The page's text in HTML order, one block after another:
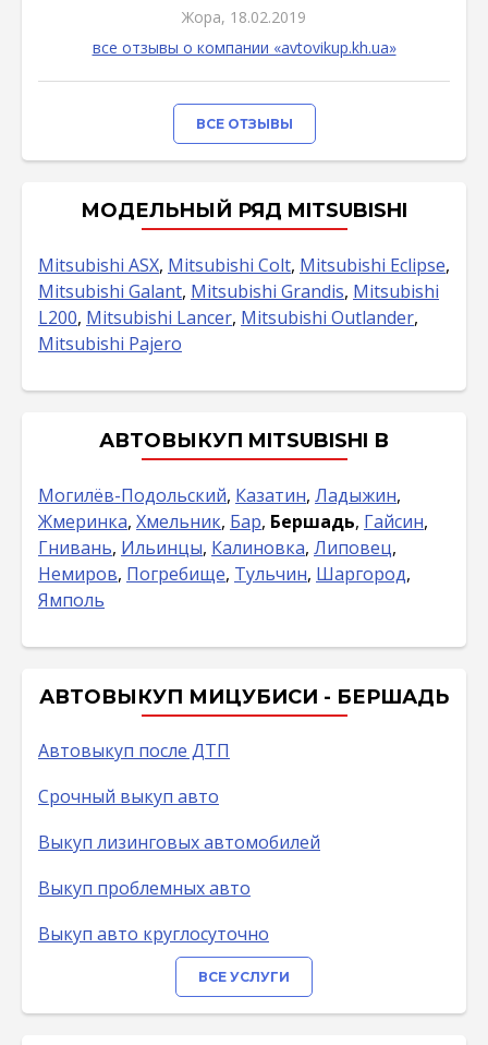
Жора, 18.02.2019
все отзывы о компании «avtovikup.kh.ua»
ВСЕ ОТЗЫВЫ
МОДЕЛЬНЫЙ РЯД MITSUBISHI
Mitsubishi ASX, Mitsubishi Colt, Mitsubishi Eclipse,
Mitsubishi Galant, Mitsubishi Grandis, Mitsubishi
L200, Mitsubishi Lancer, Mitsubishi Outlander,
Mitsubishi Pajero
АВТОВЫКУП MITSUBISHI В
Могилёв-Подольский, Казатин, Ладыжин,
Жмеринка, Хмельник, Бар, Бершадь, Гайсин,
Гнивань, Ильинцы, Калиновка, Липовец,
Немиров, Погребище, Тульчин, Шаргород,
Ямполь
АВТОВЫКУП МИЦУБИСИ - БЕРШАДЬ
Автовыкуп после ДТП
Срочный выкуп авто
Выкуп лизинговых автомобилей
Выкуп проблемных авто
Выкуп авто круглосуточно
ВСЕ УСЛУГИ